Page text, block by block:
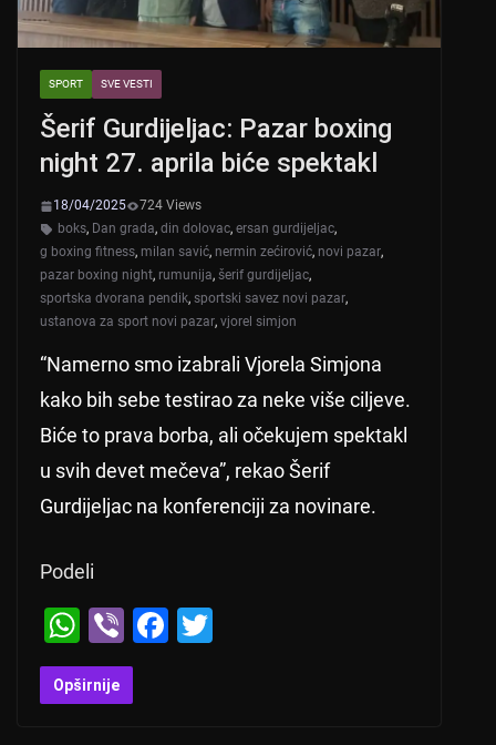
SPORT SVE VESTI
Šerif Gurdijeljac: Pazar boxing
night 27. aprila biće spektakl
18/04/2025
724 Views
boks, Dan grada, din dolovac, ersan gurdijeljac,
g boxing fitness, milan savić, nermin zećirović, novi pazar,
pazar boxing night, rumunija, šerif gurdijeljac,
sportska dvorana pendik, sportski savez novi pazar,
ustanova za sport novi pazar, vjorel simjon
“Namerno smo izabrali Vjorela Simjona
kako bih sebe testirao za neke više ciljeve.
Biće to prava borba, ali očekujem spektakl
u svih devet mečeva”, rekao Šerif
Gurdijeljac na konferenciji za novinare.
Podeli
W
h
at
Vi
b
er
F
Opširnije